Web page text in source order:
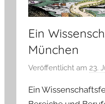
Ein
München
Veröffentlicht am23.
Ein